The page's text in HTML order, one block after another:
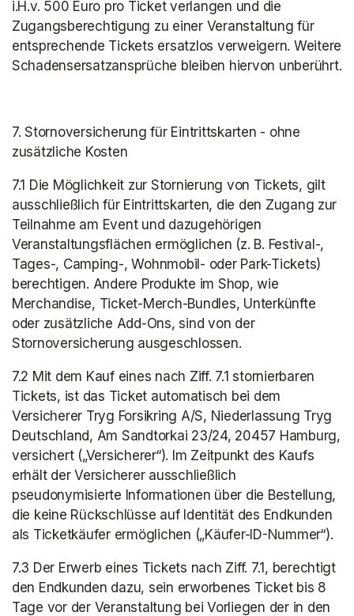
i.H.v. 500 Euro pro Ticket verlangen und die
Zugangsberechtigung zu einer Veranstaltung für
entsprechende Tickets ersatzlos verweigern. Weitere
Schadensersatzansprüche bleiben hiervon unberührt.
7. Stornoversicherung für Eintrittskarten - ohne
zusätzliche Kosten
7.1 Die Möglichkeit zur Stornierung von Tickets, gilt
ausschließlich für Eintrittskarten, die den Zugang zur
Teilnahme am Event und dazugehörigen
Veranstaltungsflächen ermöglichen (z. B. Festival-,
Tages-, Camping-, Wohnmobil- oder Park-Tickets)
berechtigen. Andere Produkte im Shop, wie
Merchandise, Ticket-Merch-Bundles, Unterkünfte
oder zusätzliche Add-Ons, sind von der
Stornoversicherung ausgeschlossen.
7.2 Mit dem Kauf eines nach Ziff. 7.1 stornierbaren
Tickets, ist das Ticket automatisch bei dem
Versicherer Tryg Forsikring A/S, Niederlassung Tryg
Deutschland, Am Sandtorkai 23/24, 20457 Hamburg,
versichert („Versicherer“). Im Zeitpunkt des Kaufs
erhält der Versicherer ausschließlich
pseudonymisierte Informationen über die Bestellung,
die keine Rückschlüsse auf Identität des Endkunden
als Ticketkäufer ermöglichen („Käufer-ID-Nummer“).
7.3 Der Erwerb eines Tickets nach Ziff. 7.1, berechtigt
den Endkunden dazu, sein erworbenes Ticket bis 8
Tage vor der Veranstaltung bei Vorliegen der in den